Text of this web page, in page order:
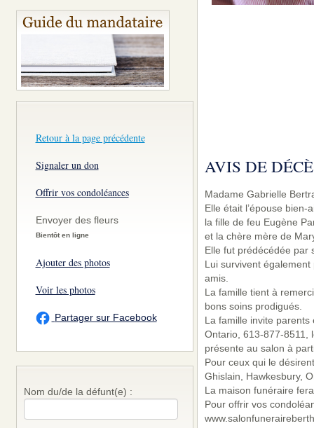
Retour à la page précédente
Signaler un don
Offrir vos condoléances
Envoyer des fleurs
Bientôt en ligne
Ajouter des photos
Voir les photos
Partager sur Facebook
Nom du/de la défunt(e) :
AVIS DE
Madame Gabrielle
Elle était l’épouse
la fille de feu Eugène
et la chère mère de
Elle fut prédécédée par
Lui survivent
amis.
La famille tient à
bons soins prodigués.
La famille invite
Ontario, 613-877-8511,
présente au salon à
Pour ceux qui le
Ghislain, Hawkesbury,
La maison funéraire
Pour offrir vos